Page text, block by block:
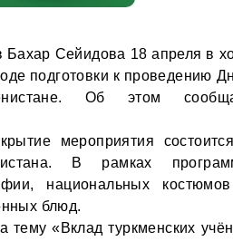
Бахар Сейидова 18 апреля в
подготовки к проведению
Об этом
мероприятия
В рамках
национальных
блюд.
тему «Вклад туркменских